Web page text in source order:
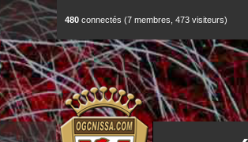
480 connectés (7 membres, 473 visiteurs)